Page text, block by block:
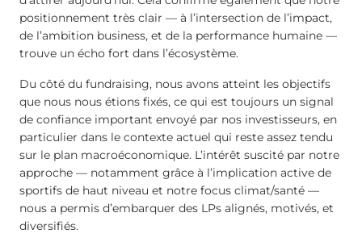
positionnement très clair — à l’intersection de l’impact,
de l’ambition business, et de la performance humaine —
trouve un écho fort dans l’écosystème.
Du côté du fundraising, nous avons atteint les objectifs
que nous nous étions fixés, ce qui est toujours un signal
de confiance important envoyé par nos investisseurs, en
particulier dans le contexte actuel qui reste assez tendu
sur le plan macroéconomique. L’intérêt suscité par notre
approche — notamment grâce à l’implication active de
sportifs de haut niveau et notre focus climat/santé —
nous a permis d’embarquer des LPs alignés, motivés, et
diversifiés.